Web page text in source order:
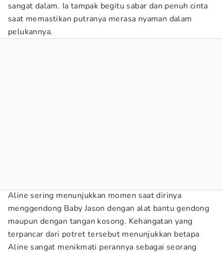
sangat dalam. Ia tampak begitu sabar dan penuh cinta
saat memastikan putranya merasa nyaman dalam
pelukannya.
Aline sering menunjukkan momen saat dirinya
menggendong Baby Jason dengan alat bantu gendong
maupun dengan tangan kosong. Kehangatan yang
terpancar dari potret tersebut menunjukkan betapa
Aline sangat menikmati perannya sebagai seorang